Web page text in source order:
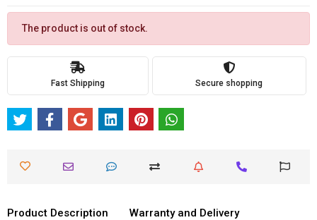
The product is out of stock.
Fast Shipping Secure shopping
Product Description Warranty and Delivery